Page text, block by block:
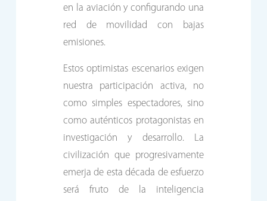
en la aviación y configurando una
red de movilidad con bajas
emisiones.
Estos optimistas escenarios exigen
nuestra participación activa, no
como simples espectadores, sino
como auténticos protagonistas en
investigación y desarrollo. La
civilización que progresivamente
emerja de esta década de esfuerzo
será fruto de la inteligencia